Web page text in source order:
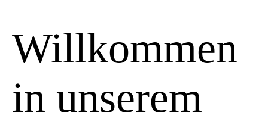
Willkommen
in unserem